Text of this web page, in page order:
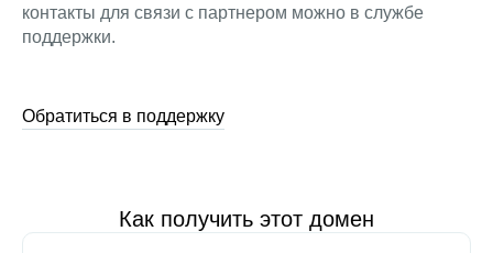
контакты для связи с партнером можно в службе
поддержки.
Обратиться в поддержку
Как получить этот домен